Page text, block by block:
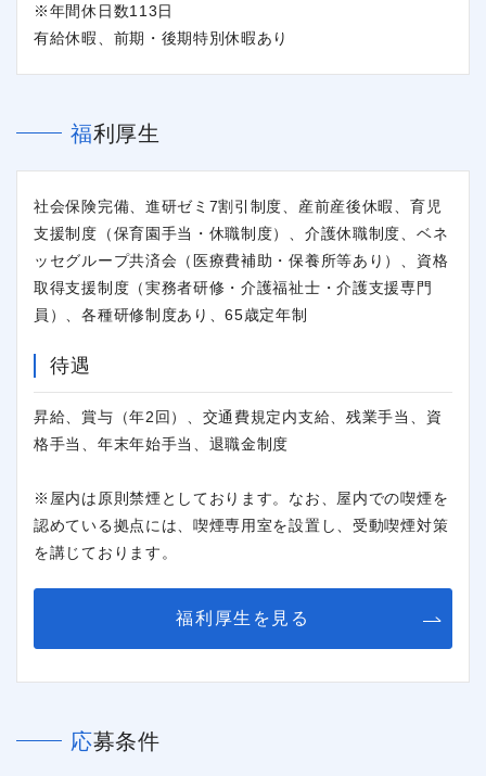
※年間休日数113日
有給休暇、前期・後期特別休暇あり
福利厚生
社会保険完備、進研ゼミ7割引制度、産前産後休暇、育児
支援制度（保育園手当・休職制度）、介護休職制度、ベネ
ッセグループ共済会（医療費補助・保養所等あり）、資格
取得支援制度（実務者研修・介護福祉士・介護支援専門
員）、各種研修制度あり、65歳定年制
待遇
昇給、賞与（年2回）、交通費規定内支給、残業手当、資
格手当、年末年始手当、退職金制度
※屋内は原則禁煙としております。なお、屋内での喫煙を
認めている拠点には、喫煙専用室を設置し、受動喫煙対策
を講じております。
福利厚生を見る
応募条件